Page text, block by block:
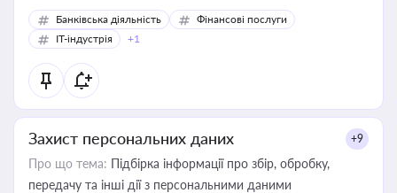
Банківська діяльність
Фінансові послуги
IT-індустрія
+1
Захист персональних даних +9
Про що тема: Підбірка інформації про збір, обробку,
передачу та інші дії з персональними даними